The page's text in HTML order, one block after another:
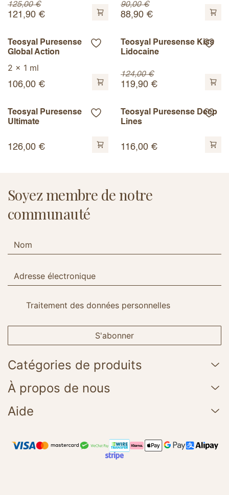
125,00€
121,90 €
90,00€
88,90 €
Teosyal Puresense
Global Action
2 x 1 ml
106,00 €
Teosyal Puresense Kiss
Lidocaine
124,00€
119,90 €
Teosyal Puresense
Ultimate
126,00 €
Teosyal Puresense Deep
Lines
116,00 €
Soyez membre de notre
communauté
Traitement des données personnelles
S'abonner
Catégories de produits
À propos de nous
Aide